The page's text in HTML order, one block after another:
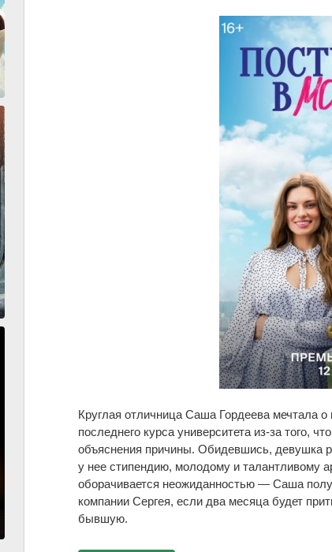
Круглая отличница Саша Гордеева мечтала
последнего курса университета из-за того,
объяснения причины. Обидевшись, девушка
у нее стипендию, молодому и талантливому
оборачивается неожиданностью — Саша
компании Сергея, если два месяца будет
бывшую.